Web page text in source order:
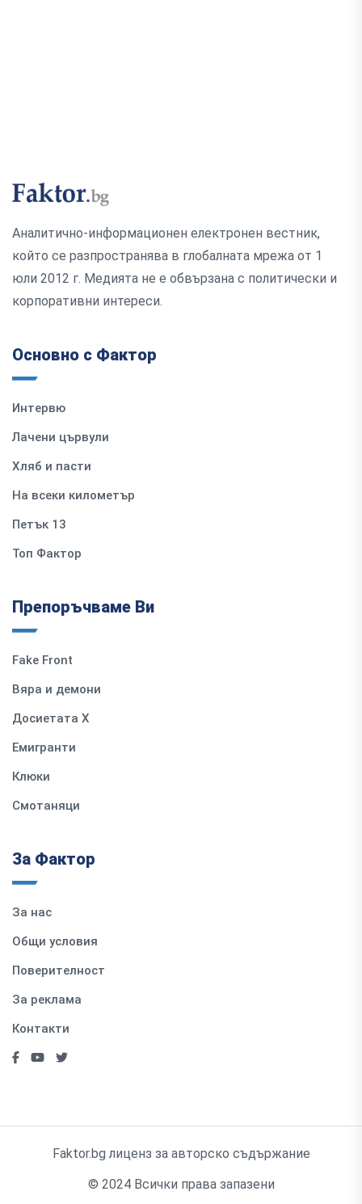
Аналитично-информационен електронен вестник,
който се разпространява в глобалната мрежа от 1
юли 2012 г. Медията не е обвързана с политически и
корпоративни интереси.
Основно с Фактор
Интервю
Лачени цървули
Хляб и пасти
На всеки километър
Петък 13
Топ Фактор
Препоръчваме Ви
Fake Front
Вяра и демони
Досиетата Х
Емигранти
Клюки
Смотаняци
За Фактор
За нас
Общи условия
Поверителност
За реклама
Контакти
Faktor.bg лиценз за авторско съдържание
© 2024 Всички права запазени